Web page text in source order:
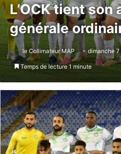
L’OCK tient son
générale
le Collimateur MAP dimanche
Temps de lecture 1 minute